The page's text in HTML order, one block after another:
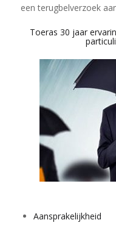
een terugbelverzoek
Toeras 30 jaar
Aansprakelijkheid